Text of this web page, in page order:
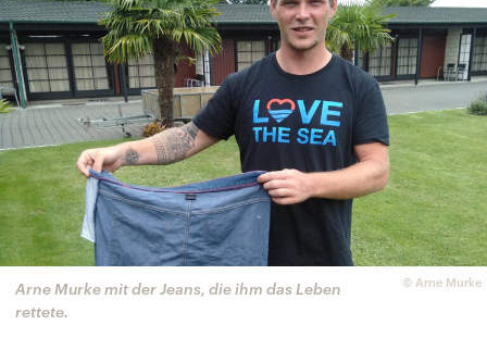
© Arne Murke
Arne Murke mit der Jeans, die ihm das Leben
rettete.